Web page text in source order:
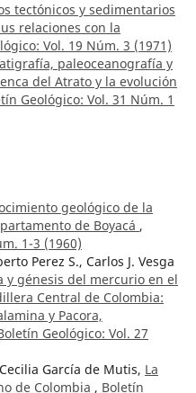
tectónicos y sedimentarios
relaciones con la
Vol. 19 Núm. 3 (1971)
paleoceanografía y
del Atrato y la evolución
Geológico: Vol. 31 Núm. 1
geológico de la
de Boyacá ,
1-3 (1960)
Perez S., Carlos J. Vesga
y génesis del mercurio en el
Central de Colombia:
y Pacora,
Geológico: Vol. 27
García de Mutis, La
de Colombia , Boletín